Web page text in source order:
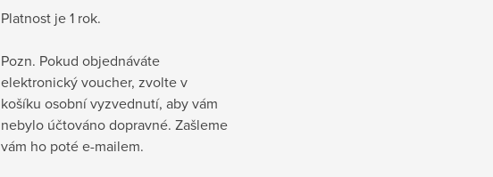
Platnost je 1 rok.
Pozn. Pokud objednáváte
elektronický voucher, zvolte v
košíku osobní vyzvednutí, aby vám
nebylo účtováno dopravné. Zašleme
vám ho poté e-mailem.